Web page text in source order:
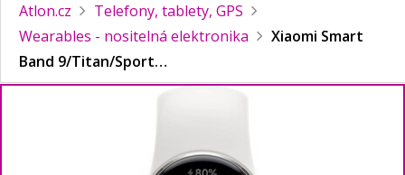
Atlon.cz
Telefony, tablety, GPS
Wearables - nositelná elektronika
Xiaomi Smart
Band 9/Titan/Sport…